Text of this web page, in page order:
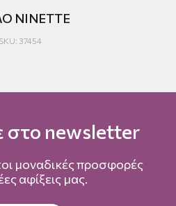
NINETTE
SKU: 37454
στο newsletter
μοναδικές προσφορές
αφίξεις μας.